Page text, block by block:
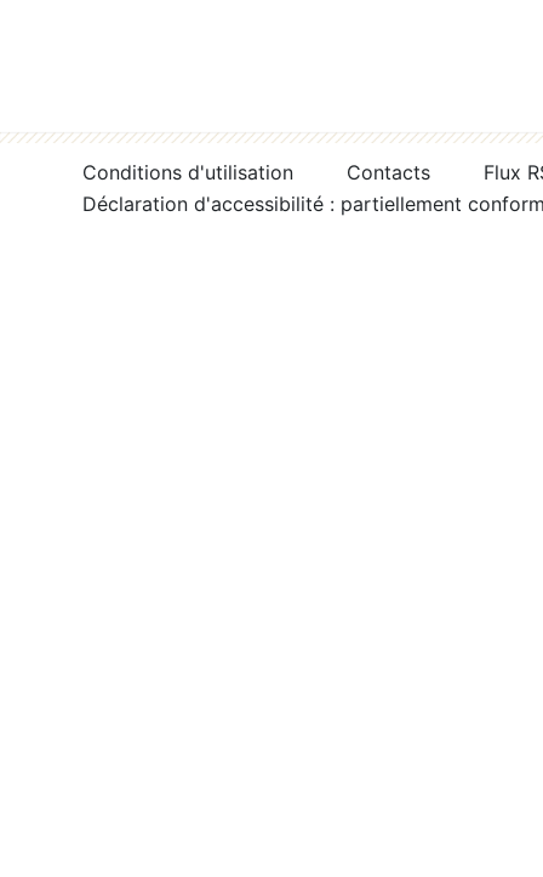
Conditions d'utilisation Contacts
Flux
Déclaration d'accessibilité : partiellement